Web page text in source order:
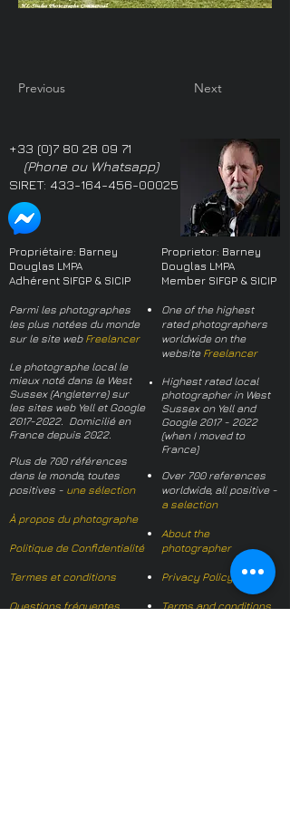
Previous Next
+33 (0)7 80 28 09 71
(Phone ou Whatsapp)
SIRET: 433-164-456-00025
Propriétaire: Barney
Douglas LMPA
Adhérent SIFGP & SICIP
Parmi les photographes
les plus notées du monde
sur le site web Freelancer
Le photographe local le
mieux noté dans le West
Sussex (Angleterre) sur
les sites web Yell et Google
2017-2022. Domicilié en
France depuis 2022.
Plus de 700 références
dans le monde, toutes
positives - une sélection
À propos du photographe
Politique de Confidentialité
Termes et conditions
Questions fréquentes
Proprietor: Barney
Douglas LMPA
Member SIFGP & SICIP
One of the highest
rated photographers
worldwide on the
website Freelancer
Highest rated local
photographer in West
Sussex on Yell and
Google 2017 - 2022
(when I moved to
France)
Over 700 references
worldwide, all positive -
a selection
About the
photographer
Privacy Policy
Terms and conditions